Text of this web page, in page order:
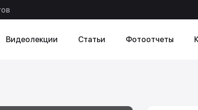
Видеолекции Статьи Фотоотчеты